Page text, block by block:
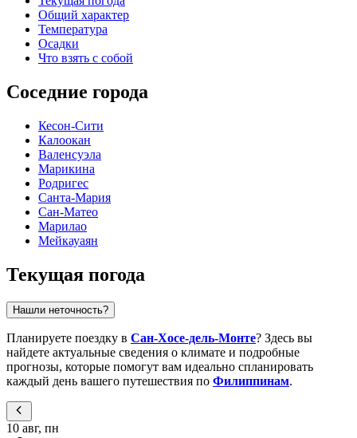
Общий характер
Температура
Осадки
Что взять с собой
Соседние города
Кесон-Сити
Калоокан
Валенсуэла
Марикина
Родригес
Санта-Мария
Сан-Матео
Марилао
Мейкауаян
Текущая погода
Нашли неточность?
Планируете поездку в Сан-Хосе-дель-Монте? Здесь вы
найдете актуальные сведения о климате и подробные
прогнозы, которые помогут вам идеально спланировать
каждый день вашего путешествия по Филиппинам.
10 авг, пн